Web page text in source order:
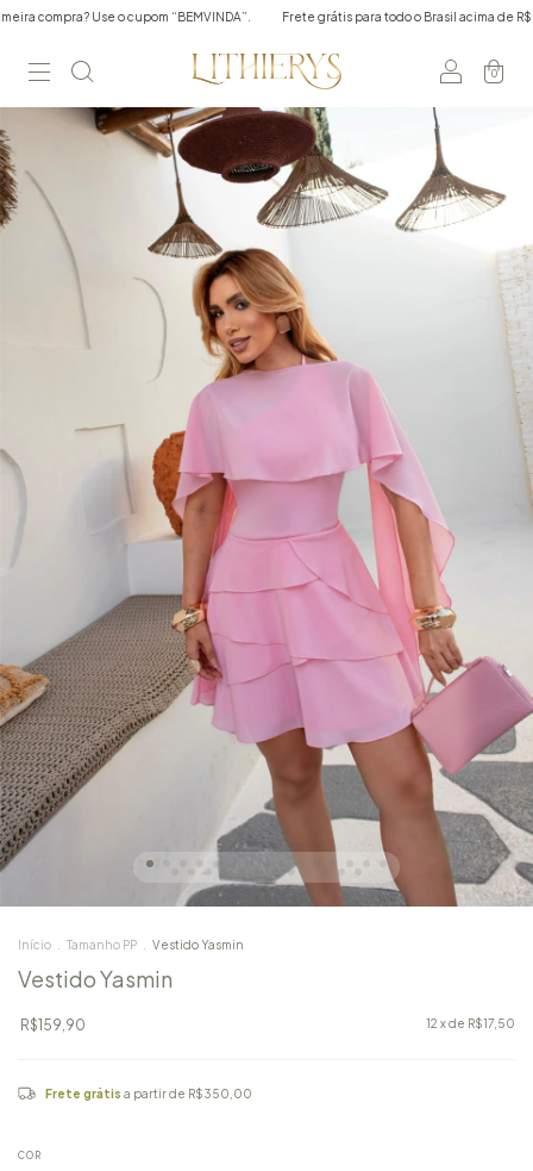
Use o cupom “BEMVINDA”. Frete grátis para todo o Brasil acima de R$350,00 em
0
Início Tamanho PP Vestido Yasmin
Vestido Yasmin
R$159,90 12 x de R$17,50
Frete grátis a partir de R$350,00
COR